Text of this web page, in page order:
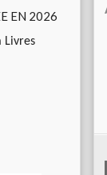
EN 2026
Livres